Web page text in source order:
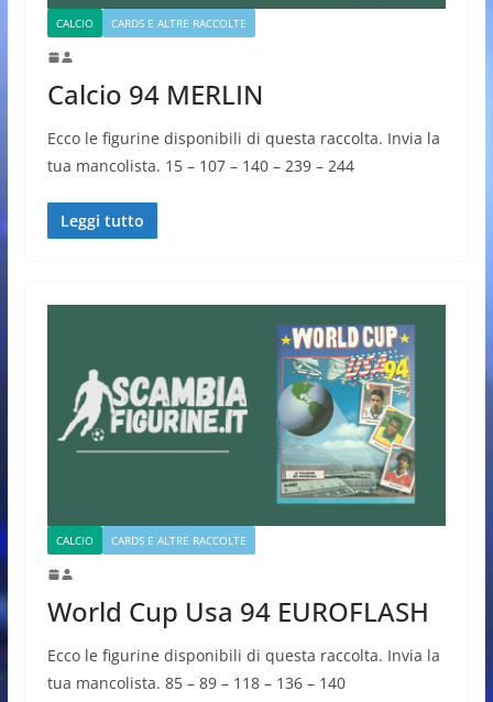
CALCIO CARDS E ALTRE RACCOLTE
Calcio 94 MERLIN
Ecco le figurine disponibili di questa raccolta. Invia la
tua mancolista. 15 – 107 – 140 – 239 – 244
Leggi tutto
CALCIO CARDS E ALTRE RACCOLTE
World Cup Usa 94 EUROFLASH
Ecco le figurine disponibili di questa raccolta. Invia la
tua mancolista. 85 – 89 – 118 – 136 – 140